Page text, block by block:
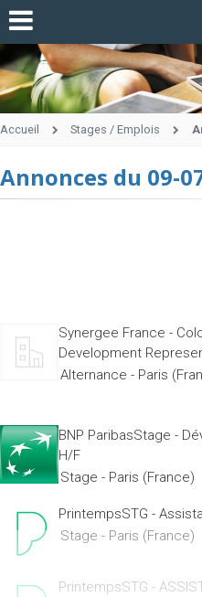
Accueil Stages / Emplois
Annonces du 09-
Synergee France -
Development
Alternance - Paris
BNP ParibasStage -
H/F
Stage - Paris (France)
PrintempsSTG -
Stage - Paris (France)
PrintempsSTG -